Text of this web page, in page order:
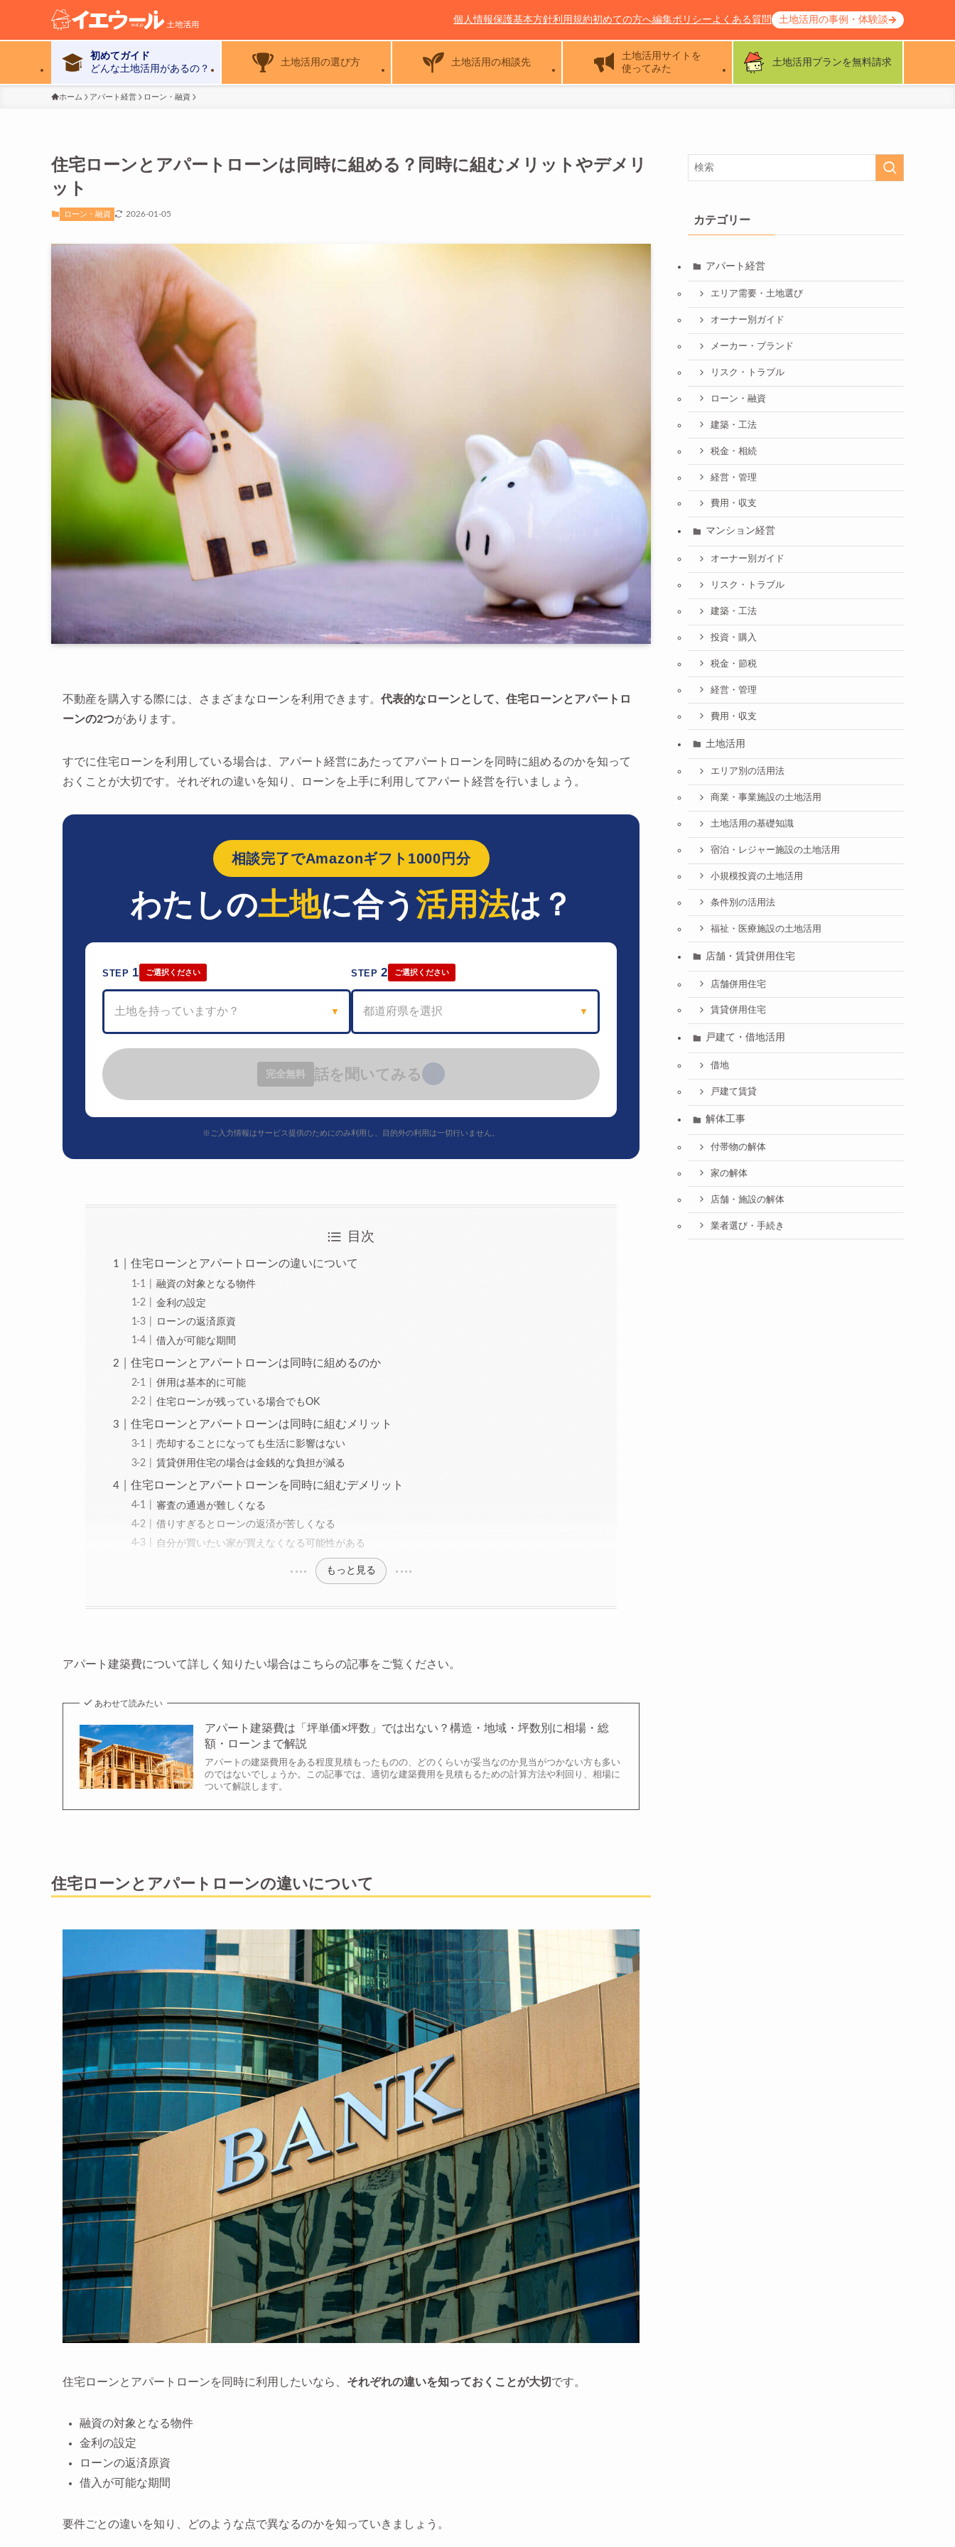
初めてガイド
どんな土地活用があるの？
土地活用の選び方 土地活用の相談先
土地活用サイトを
使ってみた
土地活用プランを無料請求
個人情報保護基本方針利用規約初めての方へ編集ポリシーよくある質問 土地活用の事例・体験談
ホーム アパート経営 ローン・融資
住宅ローンとアパートローンは同時に組める？同時に組むメリットやデメリ
ット
ローン・融資 2026-01-05
不動産を購入する際には、さまざまなローンを利用できます。 代表的なローンとして、住宅ローンとアパートロ
ーンの2つがあります。
すでに住宅ローンを利用している場合は、アパート経営にあたってアパートローンを同時に組めるのかを知って
おくことが大切です。それぞれの違いを知り、ローンを上手に利用してアパート経営を行いましょう。
相談完了でAmazonギフト1000円分
わたしの土地に合う 活用法は？
STEP 1 ご選択ください
土地を持っていますか？ ▼
STEP2 ご選択ください
都道府県を選択 ▼
完全無料 話を聞いてみる
※ご入力情報はサービス提供のためにのみ利用し、目的外の利用は一切行いません。
目次
住宅ローンとアパートローンの違いについて
融資の対象となる物件
金利の設定
ローンの返済原資
借入が可能な期間
住宅ローンとアパートローンは同時に組めるのか
併用は基本的に可能
住宅ローンが残っている場合でもOK
住宅ローンとアパートローンは同時に組むメリット
売却することになっても生活に影響はない
賃貸併用住宅の場合は金銭的な負担が減る
住宅ローンとアパートローンを同時に組むデメリット
審査の通過が難しくなる
借りすぎるとローンの返済が苦しくなる
自分が買いたい家が買えなくなる可能性がある
もっと見る
アパート建築費について詳しく知りたい場合はこちらの記事をご覧ください。
あわせて読みたい
アパート建築費は「坪単価×坪数」では出ない？構造・地域・坪数別に相場・総
額・ローンまで解説
アパートの建築費用をある程度見積もったものの、どのくらいが妥当なのか見当がつかない方も多い
のではないでしょうか。この記事では、適切な建築費用を見積もるための計算方法や利回り、相場に
ついて解説します。
住宅ローンとアパートローンの違いについて
住宅ローンとアパートローンを同時に利用したいなら、 それぞれの違いを知っておくことが大切 です。
融資の対象となる物件
金利の設定
ローンの返済原資
借入が可能な期間
要件ごとの違いを知り、どのような点で異なるのかを知っていきましょう。
カテゴリー
アパート経営
エリア需要・土地選び
オーナー別ガイド
メーカー・ブランド
リスク・トラブル
ローン・融資
建築・工法
税金・相続
経営・管理
費用・収支
マンション経営
オーナー別ガイド
リスク・トラブル
建築・工法
投資・購入
税金・節税
経営・管理
費用・収支
土地活用
エリア別の活用法
商業・事業施設の土地活用
土地活用の基礎知識
宿泊・レジャー施設の土地活用
小規模投資の土地活用
条件別の活用法
福祉・医療施設の土地活用
店舗・賃貸併用住宅
店舗併用住宅
賃貸併用住宅
戸建て・借地活用
借地
戸建て賃貸
解体工事
付帯物の解体
家の解体
店舗・施設の解体
業者選び・手続き